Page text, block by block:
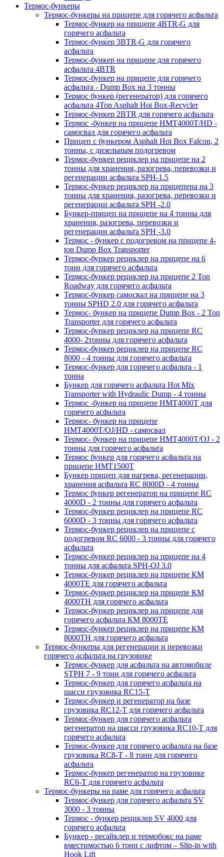
Термос-бункеры
Термос-бункеры на прицепе для горячего асфальта
Термос-бункер на прицепе 4BTR-G для
горячего асфальта
Термос-бункер 3BTR-G для горячего
асфальта
Термос-бункер на прицепе для горячего
асфальта 4BTR
Термос-бункер на прицепе для горячего
асфальта - Dump Box на 3 тонны
Термос бункер (регенератор) для горячего
асфальта 4Ton Asphalt Hot Box-Recycler
Термос-бункер 2BTR для горячего асфальта
Термос -бункер на прицепе HMT4000T/HD -
самосвал для горячего асфальта
Прицеп с бункером Asphalt Hot Box Falcon, 2
тонны, с дизельным подогревом
Термос-бункер рециклер на прицепе на 2
тонны для хранения, разогрева, перевозки и
регенерации асфальта SPH-1.5
Термос-бункер рециклер на прицепена на 3
тонны для хранения, разогрева, перевозки и
регенерации асфальта SPH -2.0
Бункер-прицеп на прицепе на 4 тонны для
хранения, разогрева, перевозки и
регенерации асфальта SPH -3.0
Термос - бункер с подогревом на прицепе 4-
ton Dump Box Transporter
Термос-бункер рециклер на прицепе на 6
тонн для горячего асфальта
Термос-бункер рециклер на прицепе 2 Ton
Roadway для горячего асфальта
Термос-бункер самосвал на прицепе на 3
тонны SPHD 2.0 для горячего асфальта
Термос- бункер на прицепе Dump Box - 2 Ton
Transporter для горячего асфальта
Термос-бункер рециклер на прицепе RC
4000- 2тонны для горячего асфальта
Термос-бункер рециклер на прицепе RC
8000 - 4 тонны для горячего асфальта
Термос-бункер для горячего асфальта - 1
тонна
Бункер для горячего асфальта Hot Mix
Transporter with Hydraulic Dump - 4 тонны
Термос -бункер на прицепе HMT4000T для
горячего асфальта
Термос- бункер на прицепе
HMT4000T/OJ/HD - самосвал
Термос- бункер на прицепе HMT4000T/OJ - 2
тонны для горячего асфальта
Термос бункер для горячего асфальта на
прицепе HMT1500T
Бункер прицеп для нагрева, регенерации,
хранения асфальта RC 8000D - 4 тонны
Термос бункер регенератор на прицепе RC
4000D - 2 тонны для горячего асфальта
Термос-бункер рециклер на прицепе RC
6000D - 3 тонны для горячего асфальта
Термос-бункер рециклер на прицепе с
подогревом RC 6000 - 3 тонны для горячего
асфальта
Термос-бункер рециклер на прицепе на 4
тонны для асфальта SPH-OJ 3.0
Термос-бункер рециклер на прицепе КМ
4000ТЕ для горячего асфальта
Термос-бункер рециклер на прицепе КМ
4000ТН для горячего асфальта
Термос-бункер рециклер на прицепе для
горячего асфальта КМ 8000ТЕ
Термос-бункер рециклер на прицепе КМ
8000ТH для горячего асфальта
Термос-бункеры для регенерации и перевозки
горячего асфальта на грузовике
Термос-бункер для асфальта на автомобиле
STPH 7 - 9 тонн для горячего асфальта
Термос-бункер для горячего асфальта на
шасси грузовика RC15-T
Термос-бункер и регенератор на базе
грузовика RC12-T для горячего асфальта
Термос-бункер для горячего асфальта
регенератор на шасси грузовика RC10-T для
горячего асфальта
Термос-бункер для горячего асфальта на базе
грузовика RC8-T - 8 тонн для горячего
асфальта
Термос-бункер регенератор на грузовикe
RC6-T для горячего асфальта
Термос-бункеры на раме для горячего асфальта
Термос-бункер для горячего асфальта SV
3000 - 3 тонны
Термос - бункер рециклер SV 4000 для
горячего асфальта
Бункер - ресайклер и термобокс на раме
вместимостью 6 тонн с лифтом – Slip-in with
Hook Lift